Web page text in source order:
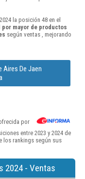
la posición 48 en el
mayor de productos
según ventas , mejorando
De Jaen
por
entre 2023 y 2024 de
los rankings según sus
2024 - Ventas